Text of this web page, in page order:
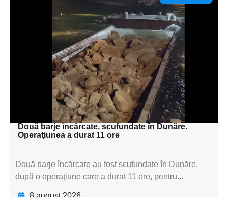
Adaugă aici textul pentru
subtitluAdaugă aici
textul pentru
subtitluAdaugă aici
textul pentru
subtitluAdaugă aici
textul pentru subti
Două barje încărcate, scufundate în Dunăre.
Operaţiunea a durat 11 ore
Două barje încărcate au fost scufundate în Dunăre,
după o operaţiune care a durat 11 ore, pentru...